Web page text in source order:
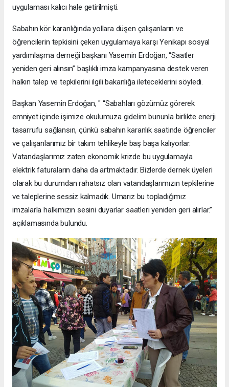
uygulaması kalıcı hale getirilmişti.
Sabahın kör karanlığında yollara düşen çalışanların ve
öğrencilerin tepkisini çeken uygulamaya karşı Yenikapı sosyal
yardımlaşma derneği başkanı Yasemin Erdoğan, “Saatler
yeniden geri alınsın” başlıklı imza kampanyasına destek veren
halkın talep ve tepkilerini ilgili bakanlığa ileteceklerini söyledi.
Başkan Yasemin Erdoğan, " “Sabahları gözümüz görerek
emniyet içinde işimize okulumuza gidelim bununla birlikte enerji
tasarrufu sağlansın, çünkü sabahın karanlık saatinde öğrenciler
ve çalışanlarımız bir takım tehlikeyle baş başa kalıyorlar.
Vatandaşlarımız zaten ekonomik krizde bu uygulamayla
elektrik faturaların daha da artmaktadır. Bizlerde dernek üyeleri
olarak bu durumdan rahatsız olan vatandaşlarımızın tepkilerine
ve taleplerine sessiz kalmadık. Umarız bu topladığımız
imzalarla halkımızın sesini duyarlar saatleri yeniden geri alırlar.’’
açıklamasında bulundu.